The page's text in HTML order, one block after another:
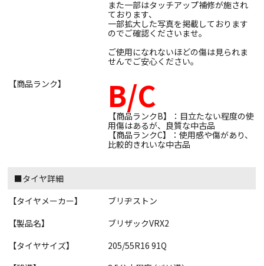
また一部はタッチアップ補修が施され
ております、
一部拡大した写真を掲載しております
のでご確認くださいませ。
ご使用になれないほどの傷は見られま
せんでご安心ください。
【商品ランク】
B/C
【商品ランクB】：目立たない程度の使
用傷はあるが、良質な中古品
【商品ランクC】：使用感や傷があり、
比較的きれいな中古品
■タイヤ詳細
【タイヤメーカー】
ブリヂストン
【製品名】
ブリザックVRX2
【タイヤサイズ】
205/55R16 91Q